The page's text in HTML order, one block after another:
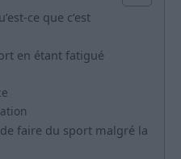
ce que c’est
en étant fatigué
faire du sport malgré la